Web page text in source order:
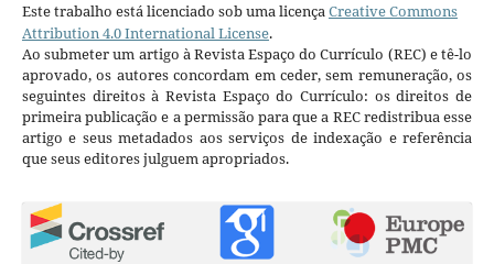
Este trabalho está licenciado sob uma licençaCreative Commons
Attribution 4.0 International License.
Ao submeter um artigo à Revista Espaço do Currículo (REC) e tê-lo
aprovado, os autores concordam em ceder, sem remuneração, os
seguintes direitos à Revista Espaço do Currículo: os direitos de
primeira publicação e a permissão para que a REC redistribua esse
artigo e seus metadados aos serviços de indexação e referência
que seus editores julguem apropriados.